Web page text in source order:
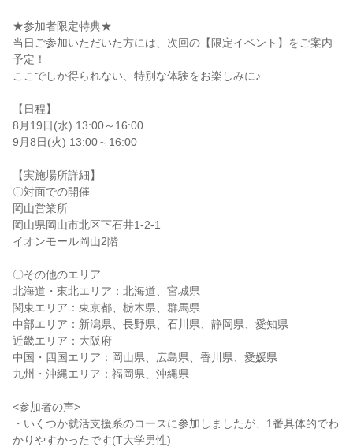
★参加者限定特典★
当日ご参加いただいた方には、次回の【限定イベント】をご案内
予定！
ここでしか得られない、特別な体験をお楽しみに♪
【日程】
8月19日(水) 13:00～16:00
9月8日(火) 13:00～16:00
【実施場所詳細】
〇対面での開催
岡山営業所
岡山県岡山市北区下石井1-2-1
イオンモール岡山2階
〇その他のエリア
北海道・東北エリア：北海道、宮城県
関東エリア：東京都、栃木県、群馬県
中部エリア：新潟県、長野県、石川県、静岡県、愛知県
近畿エリア：大阪府
中国・四国エリア：岡山県、広島県、香川県、愛媛県
九州・沖縄エリア：福岡県、沖縄県
<参加者の声>
・いくつか就活支援系のコースに参加しましたが、1番具体的でわ
かりやすかったです(T大学男性)